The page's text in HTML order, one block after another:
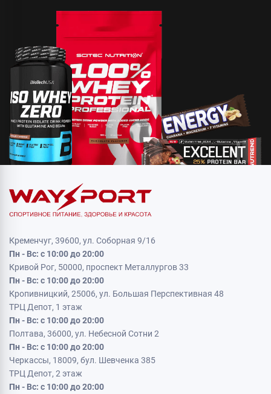
Кременчуг, 39600, ул. Соборная 9/16
Пн - Вс: с 10:00 до 20:00
Кривой Рог, 50000, проспект Металлургов 33
Пн - Вс: с 10:00 до 20:00
Кропивницкий, 25006, ул. Большая Перспективная 48
ТРЦ Депот, 1 этаж
Пн - Вс: с 10:00 до 20:00
Полтава, 36000, ул. Небесной Сотни 2
Пн - Вс: с 10:00 до 20:00
Черкассы, 18009, бул. Шевченка 385
ТРЦ Депот, 2 этаж
Пн - Вс: с 10:00 до 20:00